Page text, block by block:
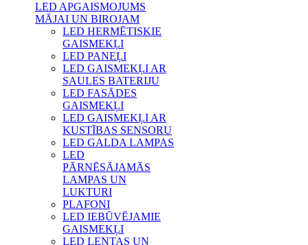
LED APGAISMOJUMS
MĀJAI UN BIROJAM
LED HERMĒTISKIE
GAISMEKĻI
LED PANEĻI
LED GAISMEKĻI AR
SAULES BATERIJU
LED FASĀDES
GAISMEKĻI
LED GAISMEKĻI AR
KUSTĪBAS SENSORU
LED GALDA LAMPAS
LED
PĀRNĒSĀJAMĀS
LAMPAS UN
LUKTURI
PLAFONI
LED IEBŪVĒJAMIE
GAISMEKĻI
LED LENTAS UN